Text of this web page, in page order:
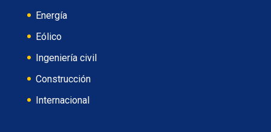
Energía
Eólico
Ingeniería civil
Construcción
Internacional